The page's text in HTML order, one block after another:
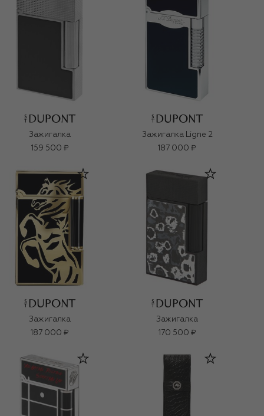
Зажигалка
159 500 ₽
Зажигалка Ligne 2
187 000 ₽
Зажигалка
187 000 ₽
Зажигалка
170 500 ₽